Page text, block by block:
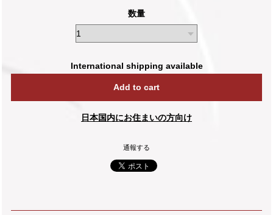
数量
International shipping available
Add to cart
日本国内にお住まいの方向け
通報する